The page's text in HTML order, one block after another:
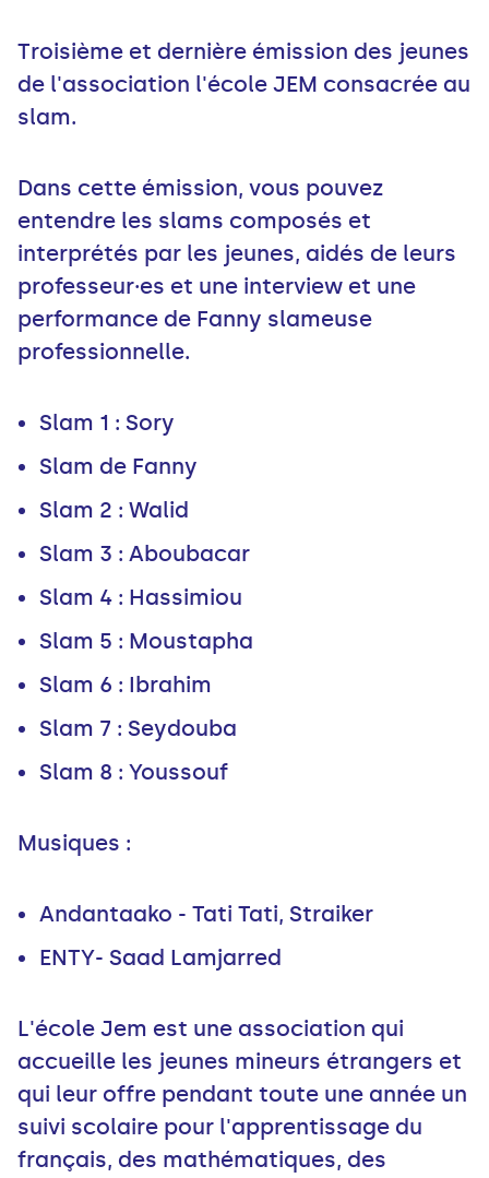
Troisième et dernière émission des jeunes
de l'association l'école JEM consacrée au
slam.
Dans cette émission, vous pouvez
entendre les slams composés et
interprétés par les jeunes, aidés de leurs
professeur·es et une interview et une
performance de Fanny slameuse
professionnelle.
Slam 1 : Sory
Slam de Fanny
Slam 2 : Walid
Slam 3 : Aboubacar
Slam 4 : Hassimiou
Slam 5 : Moustapha
Slam 6 : Ibrahim
Slam 7 : Seydouba
Slam 8 : Youssouf
Musiques :
Andantaako - Tati Tati, Straiker
ENTY- Saad Lamjarred
L'école Jem est une association qui
accueille les jeunes mineurs étrangers et
qui leur offre pendant toute une année un
suivi scolaire pour l'apprentissage du
français, des mathématiques, des